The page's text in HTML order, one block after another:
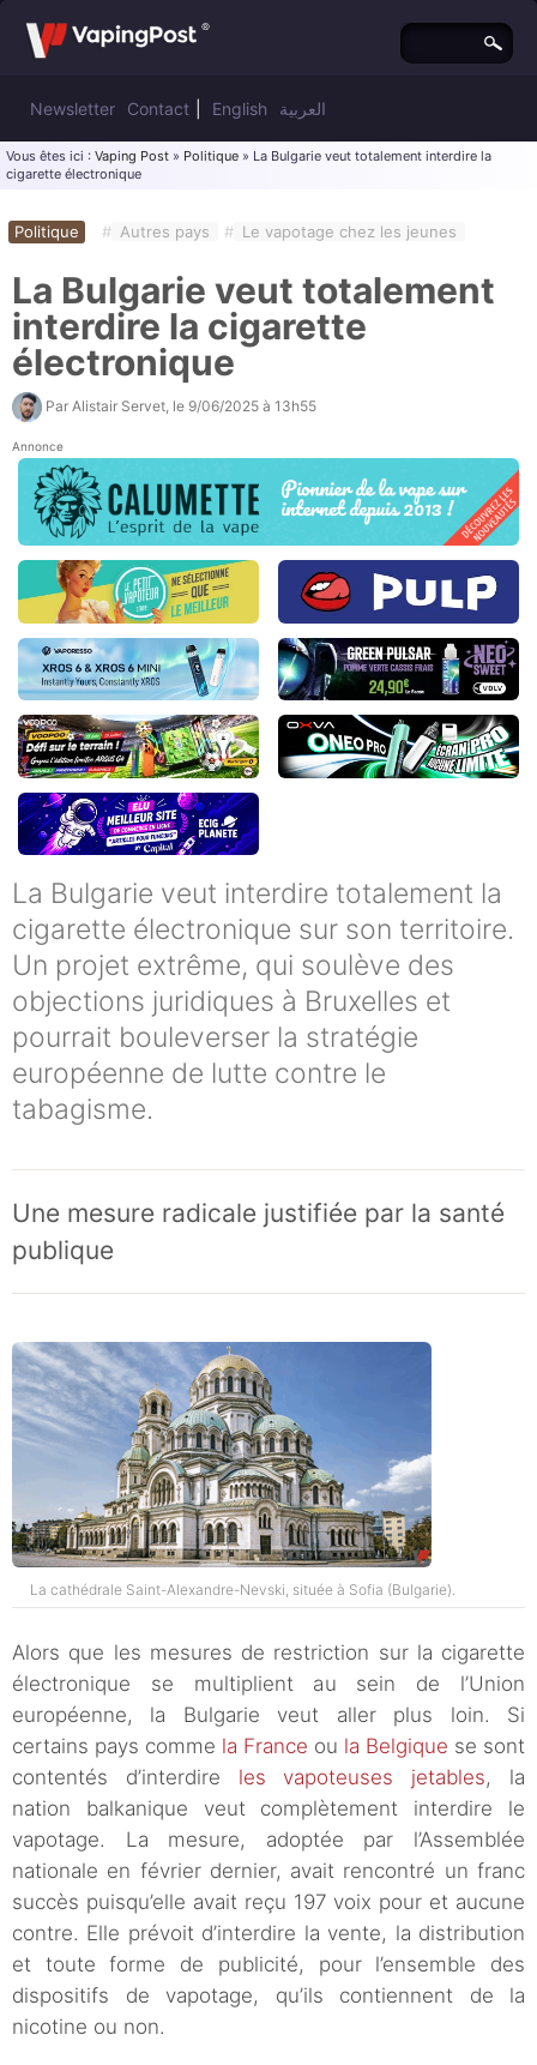
Newsletter Contact English العربية
Vous êtes ici : Vaping Post » Politique » La Bulgarie veut totalement interdire la
cigarette électronique
Politique # Autres pays # Le vapotage chez les jeunes
La Bulgarie veut totalement
interdire la cigarette
électronique
Par Alistair Servet , le 9/06/2025 à 13h55
Annonce
La Bulgarie veut interdire totalement la
cigarette électronique sur son territoire.
Un projet extrême, qui soulève des
objections juridiques à Bruxelles et
pourrait bouleverser la stratégie
européenne de lutte contre le
tabagisme.
Une mesure radicale justifiée par la santé
publique
La cathédrale Saint-Alexandre-Nevski, située à Sofia (Bulgarie).
Alors que les mesures de restriction sur la cigarette
électronique se multiplient au sein de l’Union
européenne, la Bulgarie veut aller plus loin. Si
certains pays comme la France ou la Belgique se sont
contentés d’interdire les vapoteuses jetables, la
nation balkanique veut complètement interdire le
vapotage. La mesure, adoptée par l’Assemblée
nationale en février dernier, avait rencontré un franc
succès puisqu’elle avait reçu 197 voix pour et aucune
contre. Elle prévoit d’interdire la vente, la distribution
et toute forme de publicité, pour l’ensemble des
dispositifs de vapotage, qu’ils contiennent de la
nicotine ou non.